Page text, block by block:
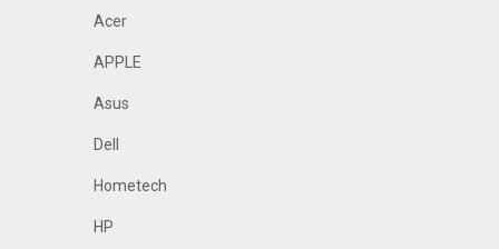
Acer
APPLE
Asus
Dell
Hometech
HP